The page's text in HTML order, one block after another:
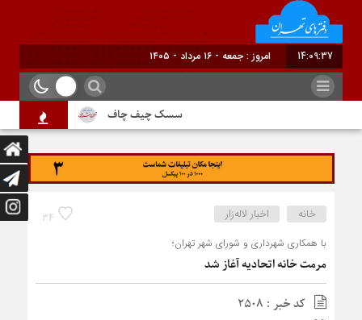
14:09:38 برابر با : Friday - 7 August - 2026
سسک چیف چاف دم جنبانک ابلق
34 خانه اخبار لاله‌زار
با همکاری شهرداری و شورای شهر تهران؛
مرمت خانه اتحادیه آغاز شد
کد خبر : 2508